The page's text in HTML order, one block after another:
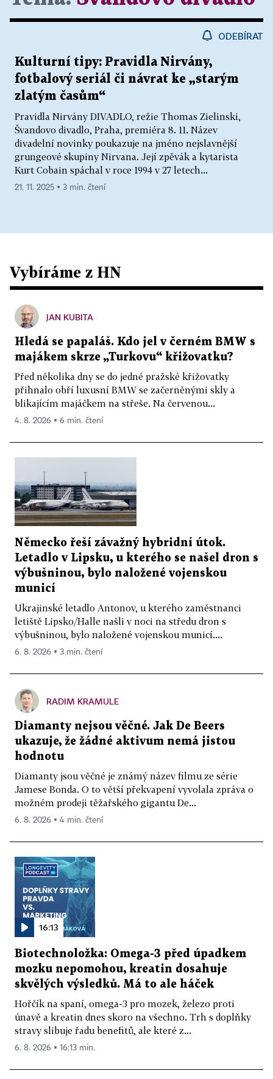
ODEBÍRAT
Kulturní tipy: Pravidla Nirvány,
fotbalový seriál či návrat ke „starým
zlatým časům“
Pravidla Nirvány DIVADLO, režie Thomas Zielinski,
Švandovo divadlo, Praha, premiéra 8. 11. Název
divadelní novinky poukazuje na jméno nejslavnější
grungeové skupiny Nirvana. Její zpěvák a kytarista
Kurt Cobain spáchal v roce 1994 v 27 letech...
21. 11. 2025 ▪ 3 min. čtení
Vybíráme z HN
JAN KUBITA
Hledá se papaláš. Kdo jel v černém BMW s
majákem skrze „Turkovu“ křižovatku?
Před několika dny se do jedné pražské křižovatky
přihnalo obří luxusní BMW se začerněnými skly a
blikajícím majáčkem na střeše. Na červenou...
4. 8. 2026 ▪ 6 min. čtení
Německo řeší závažný hybridní útok.
Letadlo v Lipsku, u kterého se našel dron s
výbušninou, bylo naložené vojenskou
municí
Ukrajinské letadlo Antonov, u kterého zaměstnanci
letiště Lipsko/Halle našli v noci na středu dron s
výbušninou, bylo naložené vojenskou municí....
6. 8. 2026 ▪ 3 min. čtení
RADIM KRAMULE
Diamanty nejsou věčné. Jak De Beers
ukazuje, že žádné aktivum nemá jistou
hodnotu
Diamanty jsou věčné je známý název filmu ze série
Jamese Bonda. O to větší překvapení vyvolala zpráva o
možném prodeji těžařského gigantu De...
6. 8. 2026 ▪ 4 min. čtení
16:13
Biotechnoložka: Omega-3 před úpadkem
mozku nepomohou, kreatin dosahuje
skvělých výsledků. Má to ale háček
Hořčík na spaní, omega-3 pro mozek, železo proti
únavě a kreatin dnes skoro na všechno. Trh s doplňky
stravy slibuje řadu benefitů, ale které z...
6. 8. 2026 ▪ 16:13 min.